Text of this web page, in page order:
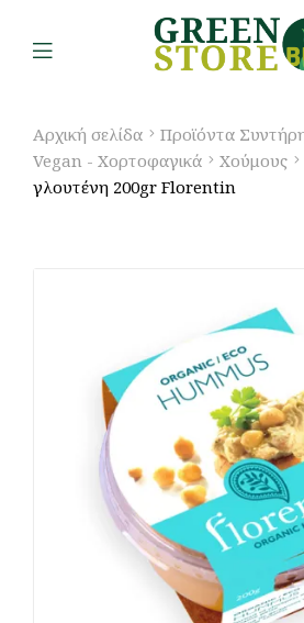
Αρχική σελίδα
Προϊόντα
Vegan - Χορτοφαγικά
Χούμους
γλουτένη 200gr Florentin